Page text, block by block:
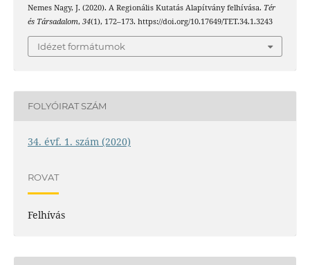
Nemes Nagy, J. (2020). A Regionális Kutatás Alapítvány felhívása. Tér
és Társadalom, 34(1), 172–173. https://doi.org/10.17649/TET.34.1.3243
Idézet formátumok
FOLYÓIRAT SZÁM
34. évf. 1. szám (2020)
ROVAT
Felhívás